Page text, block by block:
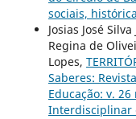
sociais,
Josias José
Regina de
Lopes,
Saberes:
Educação: v.
Interdisciplinar